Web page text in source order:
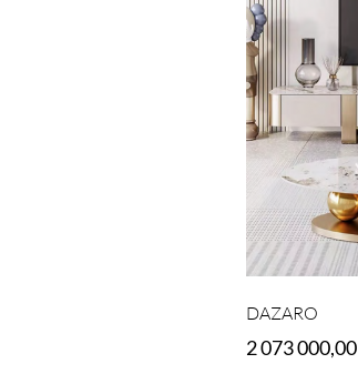
DAZARO
2 073 000,00